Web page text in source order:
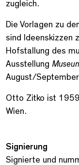
zugleich.
Die Vorlagen zu
sind Ideenskizzen
Hofstallung des
Ausstellung
August/
Otto Zitko ist
Wien.
Signierung
Signierte und